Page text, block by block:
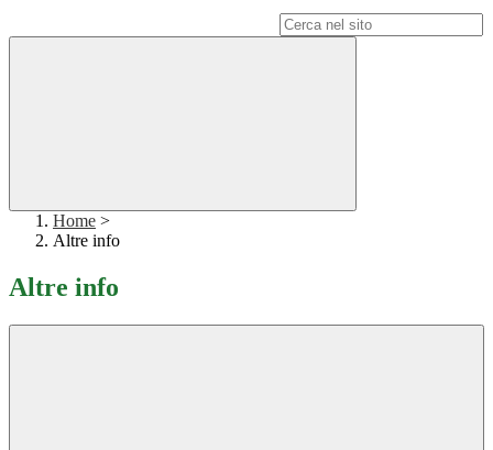
Home >
Altre info
Altre info